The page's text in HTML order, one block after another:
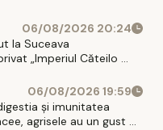
06/08/2026 20:24
la Suceava
„Imperiul Căteilo ...
06/08/2026 19:59
și imunitatea
agrisele au un gust ...